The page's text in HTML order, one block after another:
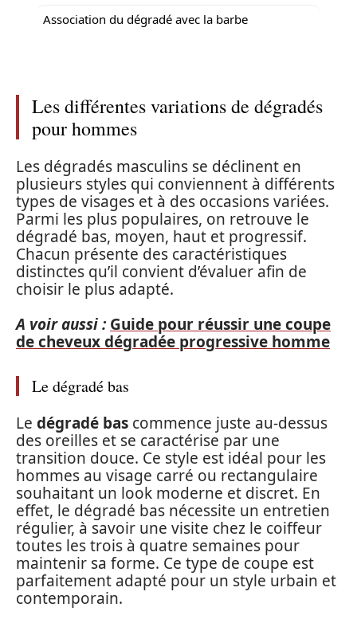
Association du dégradé avec la barbe
Les différentes variations de dégradés
pour hommes
Les dégradés masculins se déclinent en
plusieurs styles qui conviennent à différents
types de visages et à des occasions variées.
Parmi les plus populaires, on retrouve le
dégradé bas, moyen, haut et progressif.
Chacun présente des caractéristiques
distinctes qu’il convient d’évaluer afin de
choisir le plus adapté.
A voir aussi : Guide pour réussir une coupe
de cheveux dégradée progressive homme
Le dégradé bas
Le dégradé bas commence juste au-dessus
des oreilles et se caractérise par une
transition douce. Ce style est idéal pour les
hommes au visage carré ou rectangulaire
souhaitant un look moderne et discret. En
effet, le dégradé bas nécessite un entretien
régulier, à savoir une visite chez le coiffeur
toutes les trois à quatre semaines pour
maintenir sa forme. Ce type de coupe est
parfaitement adapté pour un style urbain et
contemporain.